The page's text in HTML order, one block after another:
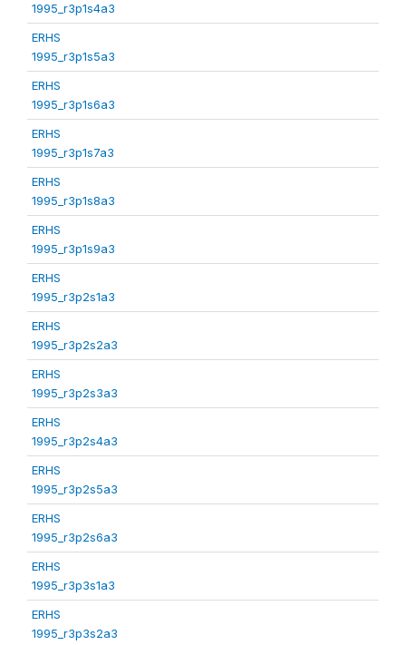
1995_r3p1s4a3
ERHS
1995_r3p1s5a3
ERHS
1995_r3p1s6a3
ERHS
1995_r3p1s7a3
ERHS
1995_r3p1s8a3
ERHS
1995_r3p1s9a3
ERHS
1995_r3p2s1a3
ERHS
1995_r3p2s2a3
ERHS
1995_r3p2s3a3
ERHS
1995_r3p2s4a3
ERHS
1995_r3p2s5a3
ERHS
1995_r3p2s6a3
ERHS
1995_r3p3s1a3
ERHS
1995_r3p3s2a3